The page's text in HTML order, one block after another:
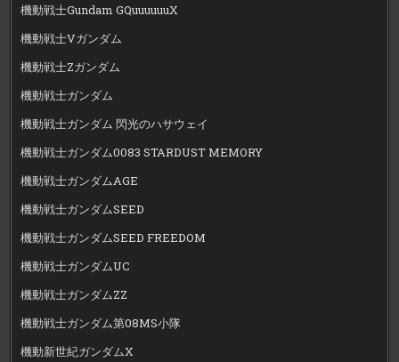
機動戦士Gundam GQuuuuuuX
機動戦士Vガンダム
機動戦士Zガンダム
機動戦士ガンダム
機動戦士ガンダム 閃光のハサウェイ
機動戦士ガンダム0083 STARDUST MEMORY
機動戦士ガンダムAGE
機動戦士ガンダムSEED
機動戦士ガンダムSEED FREEDOM
機動戦士ガンダムUC
機動戦士ガンダムZZ
機動戦士ガンダム第08MS小隊
機動新世紀ガンダムX